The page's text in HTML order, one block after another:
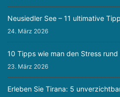
Neusiedler See – 11 ultimative
24. März 2026
10 Tipps wie man den Stress
23. März 2026
Erleben Sie Tirana: 5